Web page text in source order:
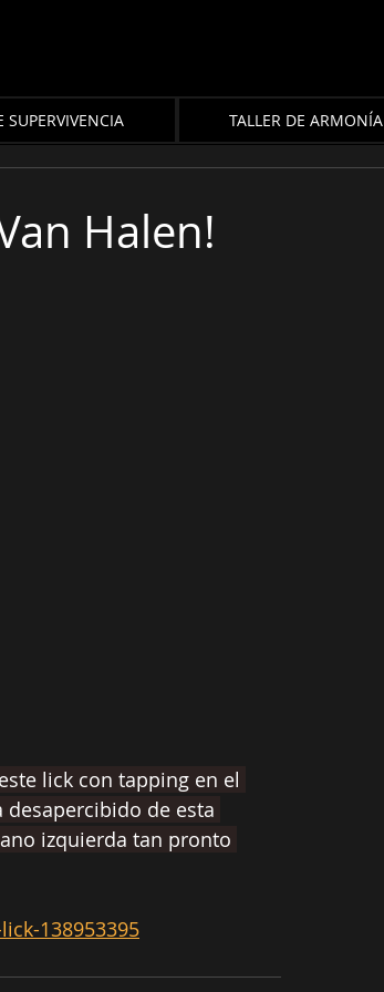
TALLER DE ARMONÍA
Halen!
lick con tapping en el
desapercibido de esta
izquierda tan pronto
138953395